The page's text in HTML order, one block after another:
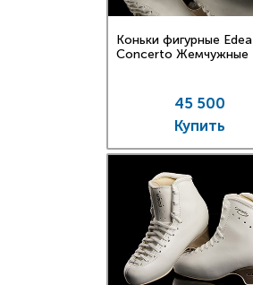
Коньки фигурные Edea
Concerto Жемчужные
45 500
Купить